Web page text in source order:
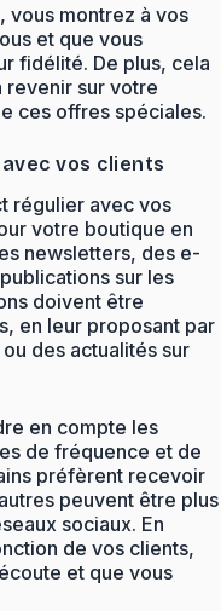
vous montrez à vos
et que vous
fidélité. De plus, cela
revenir sur votre
ces offres spéciales.
vos clients
régulier avec vos
votre boutique en
newsletters, des e-
sur les
doivent être
en leur proposant par
des actualités sur
en compte les
de fréquence et de
préfèrent recevoir
peuvent être plus
sociaux. En
de vos clients,
et que vous